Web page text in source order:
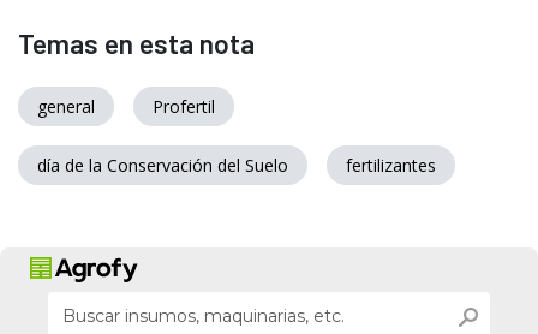
Temas en esta nota
general Profertil
día de la Conservación del Suelo fertilizantes